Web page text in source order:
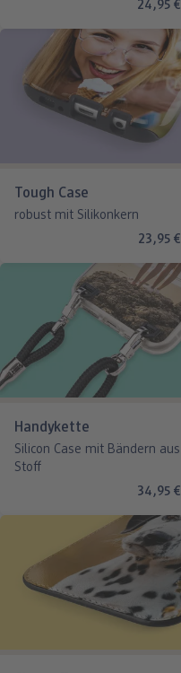
Handykette
Silicon Case mit Bändern aus
Stoff
34,95 €
Tough Case
robust mit Silikonkern
23,95 €
24,95 €